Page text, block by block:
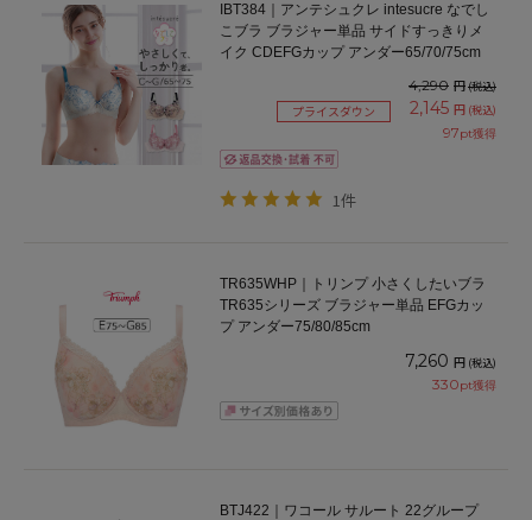
IBT384｜アンテシュクレ intesucre なでし
こブラ ブラジャー単品 サイドすっきりメ
イク CDEFGカップ アンダー65/70/75cm
4,290 円(税込)
プライスダウン 2,145 円 (税込)
97pt獲得
1件
TR635WHP｜トリンプ 小さくしたいブラ
TR635シリーズ ブラジャー単品 EFGカッ
プ アンダー75/80/85cm
7,260 円 (税込)
330pt獲得
BTJ422｜ワコール サルート 22グループ